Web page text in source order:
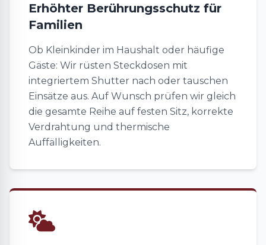
Erhöhter Berührungsschutz für
Familien
Ob Kleinkinder im Haushalt oder häufige
Gäste: Wir rüsten Steckdosen mit
integriertem Shutter nach oder tauschen
Einsätze aus. Auf Wunsch prüfen wir gleich
die gesamte Reihe auf festen Sitz, korrekte
Verdrahtung und thermische
Auffälligkeiten.